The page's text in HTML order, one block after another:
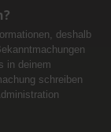
deshalb
in deinem
schreiben